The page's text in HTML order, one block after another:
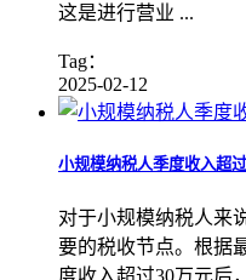
这是进行营业 ...
Tag：
2025-02-12
小规模纳税人季度收入超
对于小规模纳税人来
要的税收节点。根据
度收入超过30万元后